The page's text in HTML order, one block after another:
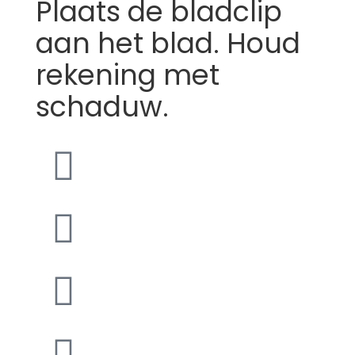
Plaats de bladclip
aan het blad. Houd
rekening met
schaduw.